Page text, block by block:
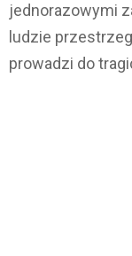
jednorazowymi
ludzie
prowadzi do